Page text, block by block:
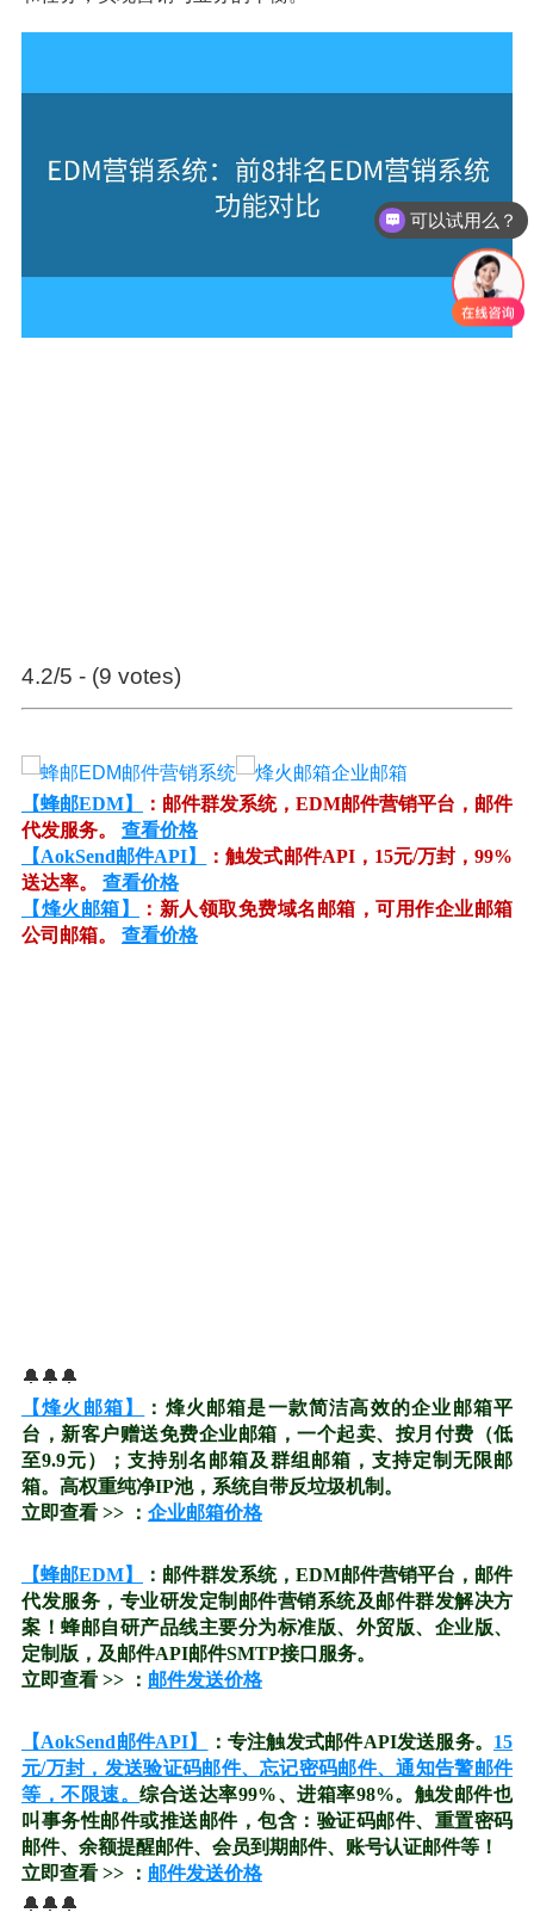
4.2/5 - (9 votes)
【蜂邮EDM】
：邮件群发系统，EDM邮件营销平台，邮件
代发服务。 查看价格
【AokSend邮件API】
：触发式邮件API，15元/万封，99%
送达率。 查看价格
【烽火邮箱】
：新人领取免费域名邮箱，可用作企业邮箱
公司邮箱。 查看价格
🔔🔔🔔
【烽火邮箱】
：烽火邮箱是一款简洁高效的企业邮箱平
台，新客户赠送免费企业邮箱，一个起卖、按月付费（低
至9.9元）；支持别名邮箱及群组邮箱，支持定制无限邮
箱。高权重纯净IP池，系统自带反垃圾机制。
立即查看 >> ： 企业邮箱价格
【蜂邮EDM】
：邮件群发系统，EDM邮件营销平台，邮件
代发服务，专业研发定制邮件营销系统及邮件群发解决方
案！蜂邮自研产品线主要分为标准版、外贸版、企业版、
定制版，及邮件API邮件SMTP接口服务。
立即查看 >> ： 邮件发送价格
【AokSend邮件API】 ：专注触发式邮件API发送服务。 15
元/万封，发送验证码邮件、忘记密码邮件、通知告警邮件
等，不限速。综合送达率99%、进箱率98%。触发邮件也
叫事务性邮件或推送邮件，包含：验证码邮件、重置密码
邮件、余额提醒邮件、会员到期邮件、账号认证邮件等！
立即查看 >> ： 邮件发送价格
🔔🔔🔔
可以试用么？